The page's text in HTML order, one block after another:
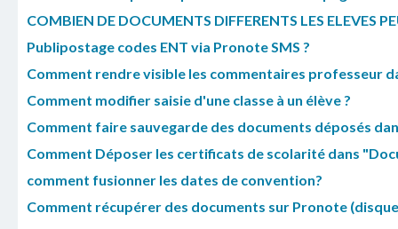
COMBIEN DE DOCUMENTS DIFFERENTS LES ELEVES
Publipostage codes ENT via Pronote SMS ?
Comment rendre visible les commentaires professeur
Comment modifier saisie d'une classe à un élève ?
Comment faire sauvegarde des documents déposés
Comment Déposer les certificats de scolarité dans
comment fusionner les dates de convention?
Comment récupérer des documents sur Pronote